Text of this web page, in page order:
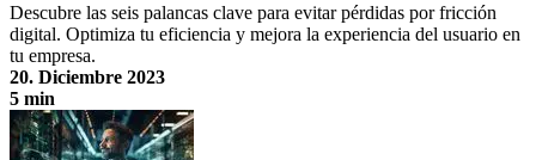
Descubre las seis palancas clave para evitar pérdidas por fricción
digital. Optimiza tu eficiencia y mejora la experiencia del usuario en
tu empresa.
20. Diciembre 2023
5 min
Reducir la Fricción Digital: 6 palancas para disminuir las pérdidas por
fricción digital